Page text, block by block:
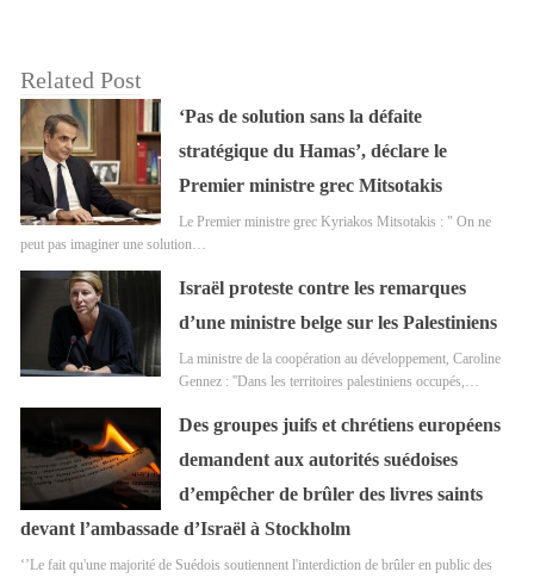
Related Post
‘Pas de solution sans la défaite
stratégique du Hamas’, déclare le
Premier ministre grec Mitsotakis
Le Premier ministre grec Kyriakos Mitsotakis : " On ne
peut pas imaginer une solution…
Israël proteste contre les remarques
d’une ministre belge sur les Palestiniens
La ministre de la coopération au développement, Caroline
Gennez : ''Dans les territoires palestiniens occupés,…
Des groupes juifs et chrétiens européens
demandent aux autorités suédoises
d’empêcher de brûler des livres saints
devant l’ambassade d’Israël à Stockholm
‘’Le fait qu'une majorité de Suédois soutiennent l'interdiction de brûler en public des